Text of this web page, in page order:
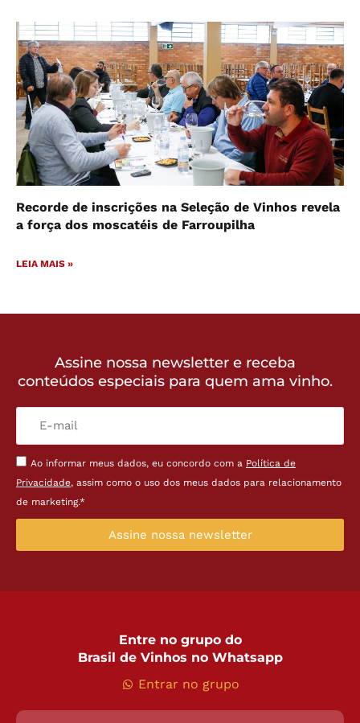
Recorde de inscrições na Seleção de Vinhos revela
a força dos moscatéis de Farroupilha
LEIA MAIS »
Assine nossa newsletter e receba
conteúdos especiais para quem ama vinho.
Ao informar meus dados, eu concordo com a Política de
Privacidade, assim como o uso dos meus dados para relacionamento
de marketing.*
Assine nossa newsletter
Entre no grupo do
Brasil de Vinhos no Whatsapp
Entrar no grupo